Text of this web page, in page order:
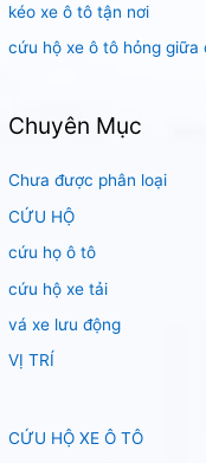
kéo xe ô tô tận nơi
cứu hộ xe ô tô hỏng giữa
Chuyên Mục
Chưa được phân loại
CỨU HỘ
cứu họ ô tô
cứu hộ xe tải
vá xe lưu động
VỊ TRÍ
CỨU HỘ XE Ô TÔ